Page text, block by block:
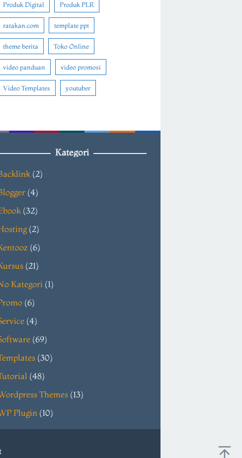
Produk Digital Produk PLR
ratakan.com template ppt
theme berita Toko Online
video panduan video promosi
Video Templates youtuber
Kategori
(2)
(4)
(32)
(2)
(6)
(21)
Kategori (1)
(6)
(4)
(69)
(30)
(48)
Themes (13)
Plugin (10)